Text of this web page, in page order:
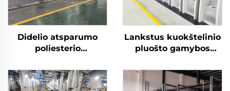
Didelio atsparumo
poliesterio
(PSP) gamybos
gamyklos kieto
Lankstus kuokštelinio
pluošto gamybos
gamina ir tuščiavidurį,
ir kietą pluoštą